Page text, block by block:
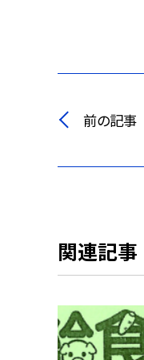
前の記事
関連記事